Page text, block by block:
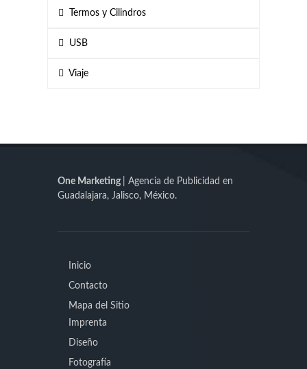
Termos y Cilindros
USB
Viaje
One Marketing
| Agencia de Publicidad en
Guadalajara, Jalisco, México.
Inicio
Contacto
Mapa del Sitio
Imprenta
Diseño
Fotografía